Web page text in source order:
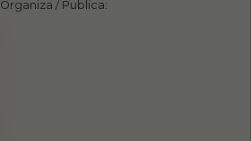
Organiza / Publica: